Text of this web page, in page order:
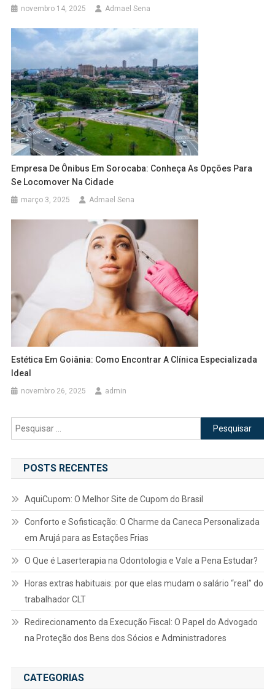
novembro 14, 2025 Admael Sena
Empresa De Ônibus Em Sorocaba: Conheça As Opções Para
Se Locomover Na Cidade
março 3, 2025 Admael Sena
Estética Em Goiânia: Como Encontrar A Clínica Especializada
Ideal
novembro 26, 2025 admin
Pesquisar
por:
POSTS RECENTES
AquiCupom: O Melhor Site de Cupom do Brasil
Conforto e Sofisticação: O Charme da Caneca Personalizada
em Arujá para as Estações Frias
O Que é Laserterapia na Odontologia e Vale a Pena Estudar?
Horas extras habituais: por que elas mudam o salário “real” do
trabalhador CLT
Redirecionamento da Execução Fiscal: O Papel do Advogado
na Proteção dos Bens dos Sócios e Administradores
CATEGORIAS